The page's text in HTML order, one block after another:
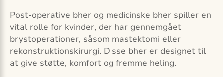
Post-operative bher og medicinske bher spiller en
vital rolle for kvinder, der har gennemgået
brystoperationer, såsom mastektomi eller
rekonstruktionskirurgi. Disse bher er designet til
at give støtte, komfort og fremme heling.